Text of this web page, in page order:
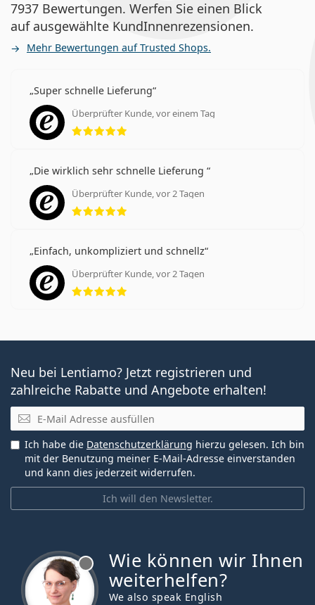
7937 Bewertungen. Werfen Sie einen Blick
auf ausgewählte KundInnenrezensionen.
Mehr Bewertungen auf Trusted Shops.
Super schnelle Lieferung
Überprüfter Kunde, vor einem Tag
Bewertung 5 aus 5
Die wirklich sehr schnelle Lieferung
Überprüfter Kunde, vor 2 Tagen
Bewertung 5 aus 5
Einfach, unkompliziert und schnellz
Überprüfter Kunde, vor 2 Tagen
Bewertung 5 aus 5
Neu bei Lentiamo? Jetzt registrieren und
zahlreiche Rabatte und Angebote erhalten!
E-Mail
Ich will den Newsletter.
Ich habe die Datenschutzerklärung hierzu gelesen. Ich bin
mit der Benutzung meiner E-Mail-Adresse einverstanden
und kann dies jederzeit widerrufen.
Wie können wir Ihnen
weiterhelfen?
We also speak English